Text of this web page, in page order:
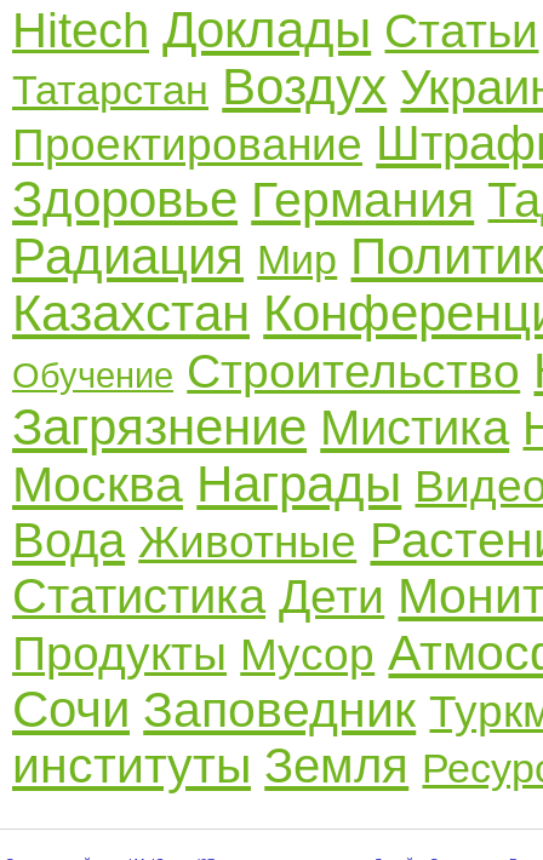
Hitech Доклады Статьи
Татарстан Воздух
Проектирование
Здоровье Германия
Радиация Мир
Казахстан
Обучение Строительство
Загрязнение Мистика
Москва Награды
Вода Животные
Статистика Дети
Продукты Мусор
Сочи Заповедник
институты Земля